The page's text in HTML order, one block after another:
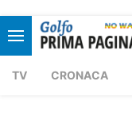
TV CRONACA